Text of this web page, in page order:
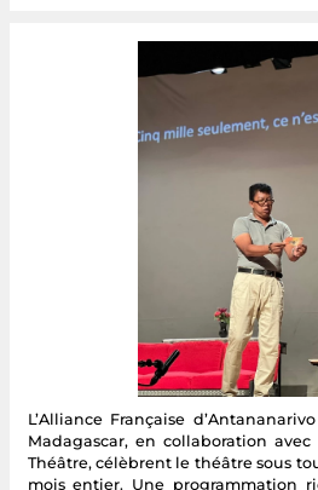
L’Alliance Française
Madagascar, en collaboration
Théâtre, célèbrent le théâtre sous
mois entier. Une programmation